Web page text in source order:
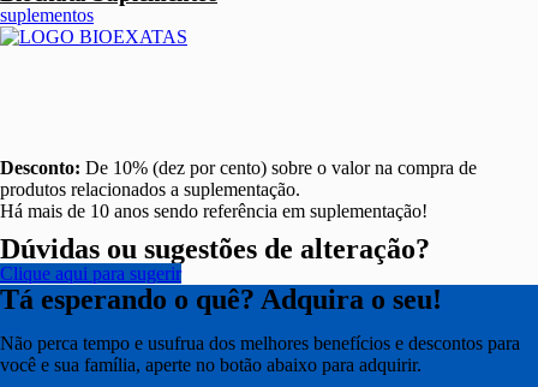
suplementos
Desconto: De 10% (dez por cento) sobre o valor na compra de
produtos relacionados a suplementação.
Há mais de 10 anos sendo referência em suplementação!
Dúvidas ou sugestões de alteração?
Clique aqui para sugerir
Tá esperando o quê? Adquira o seu!
Não perca tempo e usufrua dos melhores benefícios e descontos para
você e sua família, aperte no botão abaixo para adquirir.